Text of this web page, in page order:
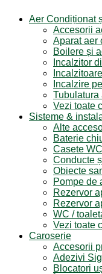
Aer Condiționat
Accesorii
Aparat aer
Boilere și
Incalzitor
Incalzire
Tubulatura
Vezi toate
Sisteme &
Alte
Baterie
Casete
Conducte
Obiecte
Pompe de
Rezervor
Rezervor
WC /
Vezi toate
Caroserie
Accesorii
Adezivi
Blocatori